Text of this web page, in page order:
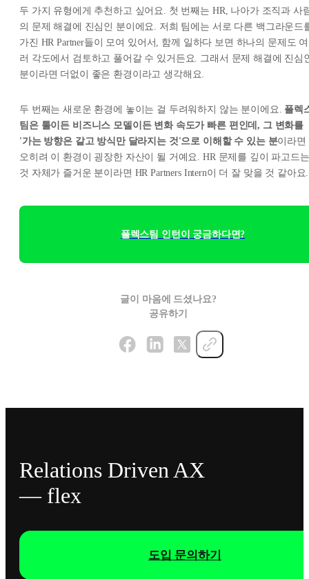
두 가지 유형에게 추천하고 싶어요. 첫 번째는 HR, 나아가 조직과 사
의 문제 해결에 진심인 분이에요. 저희 팀에는 서로 다른 백그라운드
가진 HR Partner들이 모여 있어서, 함께 일하다 보면 하나의 문제도 여
러 각도에서 검토하고 풀어갈 수 있거든요. 그래서 문제 해결에 진심
분이라면 더없이 좋은 환경이라고 생각해요.
두 번째는 새로운 환경에 놓이는 걸 두려워하지 않는 분이에요. 플렉
팀은 툴이든 비즈니스 모델이든 변화 속도가 빠른 편인데, 그 변화를
'가는 방향은 같고 방식만 달라지는 것'으로 이해할 수 있는 분이라면
오히려 이 환경이 굉장한 자산이 될 거예요. HR 문제를 깊이 파고드는
것 자체가 즐거운 분이라면 HR Partners Intern이 더 잘 맞을 것 같아요.
플렉스팀 인턴이 궁금하다면?
글이 마음에 드셨나요?
공유하기
Relations Driven AX
— flex
도입 문의하기